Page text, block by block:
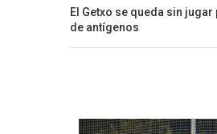
El Getxo se queda sin
de antígenos